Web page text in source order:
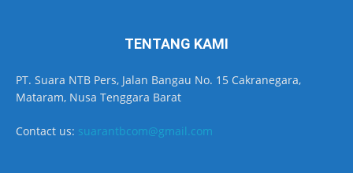
TENTANG KAMI
PT. Suara NTB Pers, Jalan Bangau No. 15 Cakranegara,
Mataram, Nusa Tenggara Barat
Contact us: suarantbcom@gmail.com